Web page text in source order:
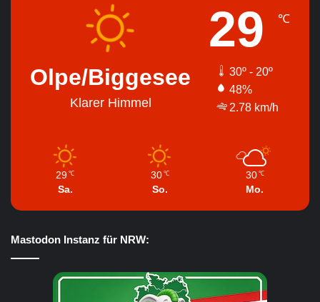
Olpe/Biggesee
Klarer Himmel
29 ℃
30º - 20º
48%
2.78 km/h
29 ℃
Sa.
30 ℃
So.
30 ℃
Mo.
Mastodon Instanz für NRW: